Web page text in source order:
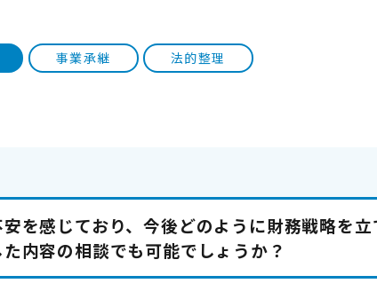
事業承継 法的整理
を感じており、今後どのように財務戦略を
内容の相談でも可能でしょうか？